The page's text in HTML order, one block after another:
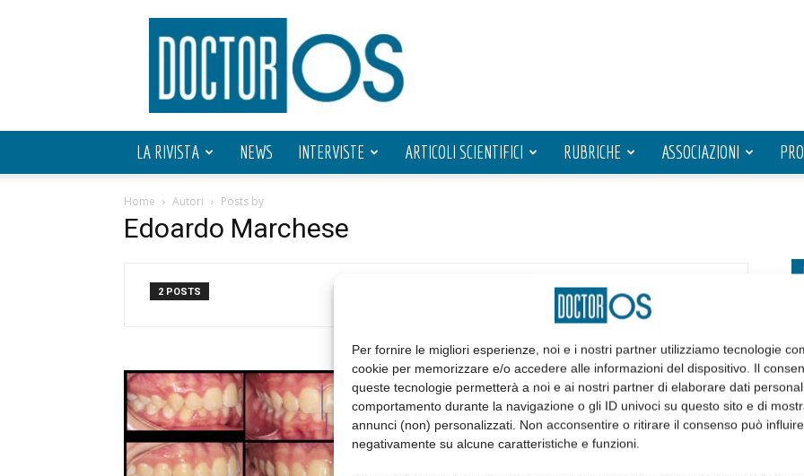
Per fornire le migliori esperienze, noi e i nostri partner utilizziamo tecnologie
cookie per memorizzare e/o accedere alle informazioni del dispositivo. Il
queste tecnologie permetterà a noi e ai nostri partner di elaborare dati
comportamento durante la navigazione o gli ID univoci su questo sito e di
annunci (non) personalizzati. Non acconsentire o ritirare il consenso può influire
negativamente su alcune caratteristiche e funzioni.
Doctor
OS
LA RIVISTA NEWS INTERVISTE ARTICOLI SCIENTIFICI RUBRICHE ASSOCIAZIONI
Home Autori Posts by
Edoardo Marchese
2 POSTS